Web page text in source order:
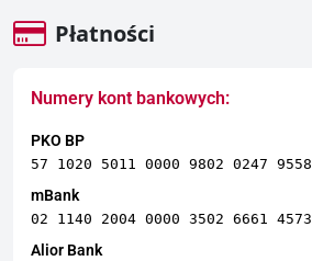
Płatności
Numery kont bankowych:
PKO BP
57 1020 5011 0000 9802 0247 9558
mBank
02 1140 2004 0000 3502 6661 4573
Alior Bank